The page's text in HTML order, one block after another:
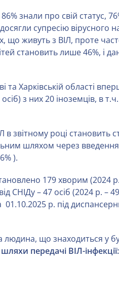
знали про свій статус,
супресію вірусного
що живуть з ВІЛ, проте
становить лише 46%, і
та Харківській області
з них 20 іноземців, в
році становить
шляхом через
).
179 хворим (2024
СНІДу – 47 осіб (2024 р. –
р. під
людина, що знаходиться у
передачі ВІЛ-інфекції: